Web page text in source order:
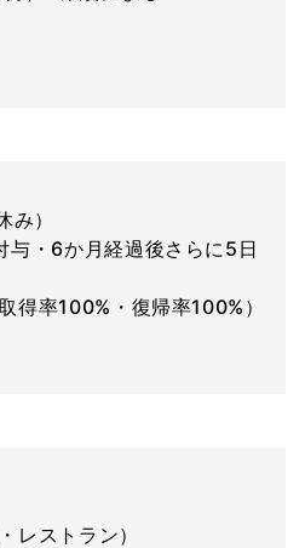
）
与・6か月経過後さらに5日
得率100%・復帰率100%）
レストラン）